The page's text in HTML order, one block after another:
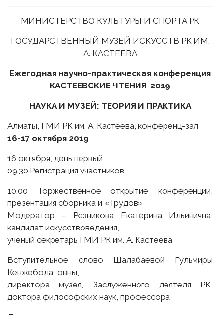
МИНИСТЕРСТВО КУЛЬТУРЫ И СПОРТА РК
ГОСУДАРСТВЕННЫЙ МУЗЕЙ ИСКУССТВ РК ИМ.
А. КАСТЕЕВА
Ежегодная научно-практическая конференция
КАСТЕЕВСКИЕ ЧТЕНИЯ-2019
НАУКА И МУЗЕЙ: ТЕОРИЯ И ПРАКТИКА
Алматы, ГМИ РК им. А. Кастеева, конференц-зал
16-17 октября 2019
16 октября, день первый
09.30 Регистрация участников
10.00 Торжественное открытие конференции,
презентация сборника и «Трудов»
Модератор – Резникова Екатерина Ильинична,
кандидат искусствоведения,
ученый секретарь ГМИ РК им. А. Кастеева
Вступительное слово Шалабаевой Гульмиры
Кенжеболатовны,
директора музея, Заслуженного деятеля РК,
доктора философских наук, профессора
23 97